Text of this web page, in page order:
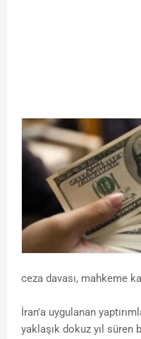
ceza davası, mahkeme
İran'a uygulanan
yaklaşık dokuz yıl